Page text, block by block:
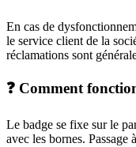
En cas de
le service client de la
réclamations sont
❓ Comment
Le badge se fixe sur le
avec les bornes.